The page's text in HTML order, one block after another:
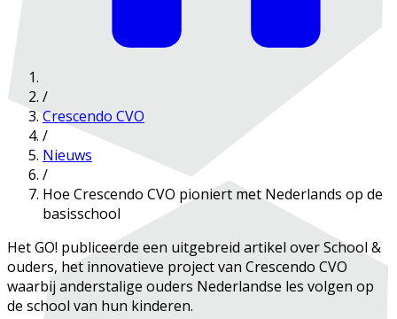
/
Crescendo CVO
/
Nieuws
/
Hoe Crescendo CVO pioniert met Nederlands op de
basisschool
Het GO! publiceerde een uitgebreid artikel over School &
ouders, het innovatieve project van Crescendo CVO
waarbij anderstalige ouders Nederlandse les volgen op
de school van hun kinderen.